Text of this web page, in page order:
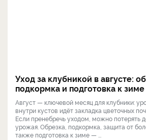
Уход за клубникой в августе:
подкормка и подготовка к зиме
Август — ключевой месяц для клубники:
внутри кустов идёт закладка цветочных
Если пренебречь уходом, можно потерять
урожая. Обрезка, подкормка, защита от
также подготовка к зиме — ...